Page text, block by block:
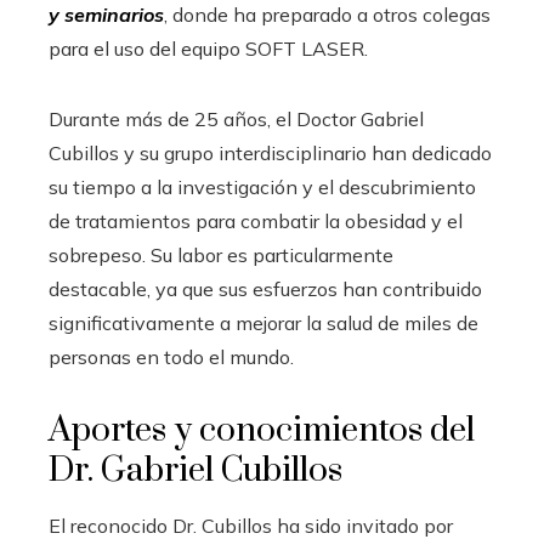
y seminarios , donde ha preparado a otros colegas
para el uso del equipo SOFT LASER.
Durante más de 25 años, el Doctor Gabriel
Cubillos y su grupo interdisciplinario han dedicado
su tiempo a la investigación y el descubrimiento
de tratamientos para combatir la obesidad y el
sobrepeso. Su labor es particularmente
destacable, ya que sus esfuerzos han contribuido
significativamente a mejorar la salud de miles de
personas en todo el mundo.
Aportes y conocimientos del
Dr. Gabriel Cubillos
El reconocido Dr. Cubillos ha sido invitado por